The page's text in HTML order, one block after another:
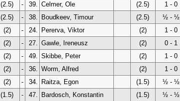
(2.5) - 39. Celmer, Ole (2.5)
1 - 0
(2.5) - 38. Boudkeev, Timour (2.5)
½ - ½
(2) - 24. Pererva, Viktor (2)
1 - 0
(2) - 27. Gawle, Ireneusz (2)
0 - 1
(2) - 49. Skibbe, Peter (2)
1 - 0
(2) - 36. Worm, Alfred (2)
1 - 0
(2) - 34. Raitza, Egon (1.5)
½ - ½
(1.5) - 47. Bardosch, Konstantin (1.5) ½ - ½